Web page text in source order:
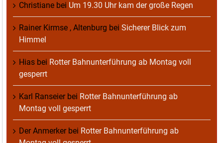
Christiane bei Um 19.30 Uhr kam der große Regen
Rainer Kirmse , Altenburg bei Sicherer Blick zum
Himmel
Hias bei Rotter Bahnunterführung ab Montag voll
gesperrt
Karl Ranseierbei Rotter Bahnunterführung ab
Montag voll gesperrt
Der Anmerkerbei Rotter Bahnunterführung ab